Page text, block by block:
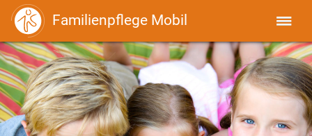
Familienpflege Mobil